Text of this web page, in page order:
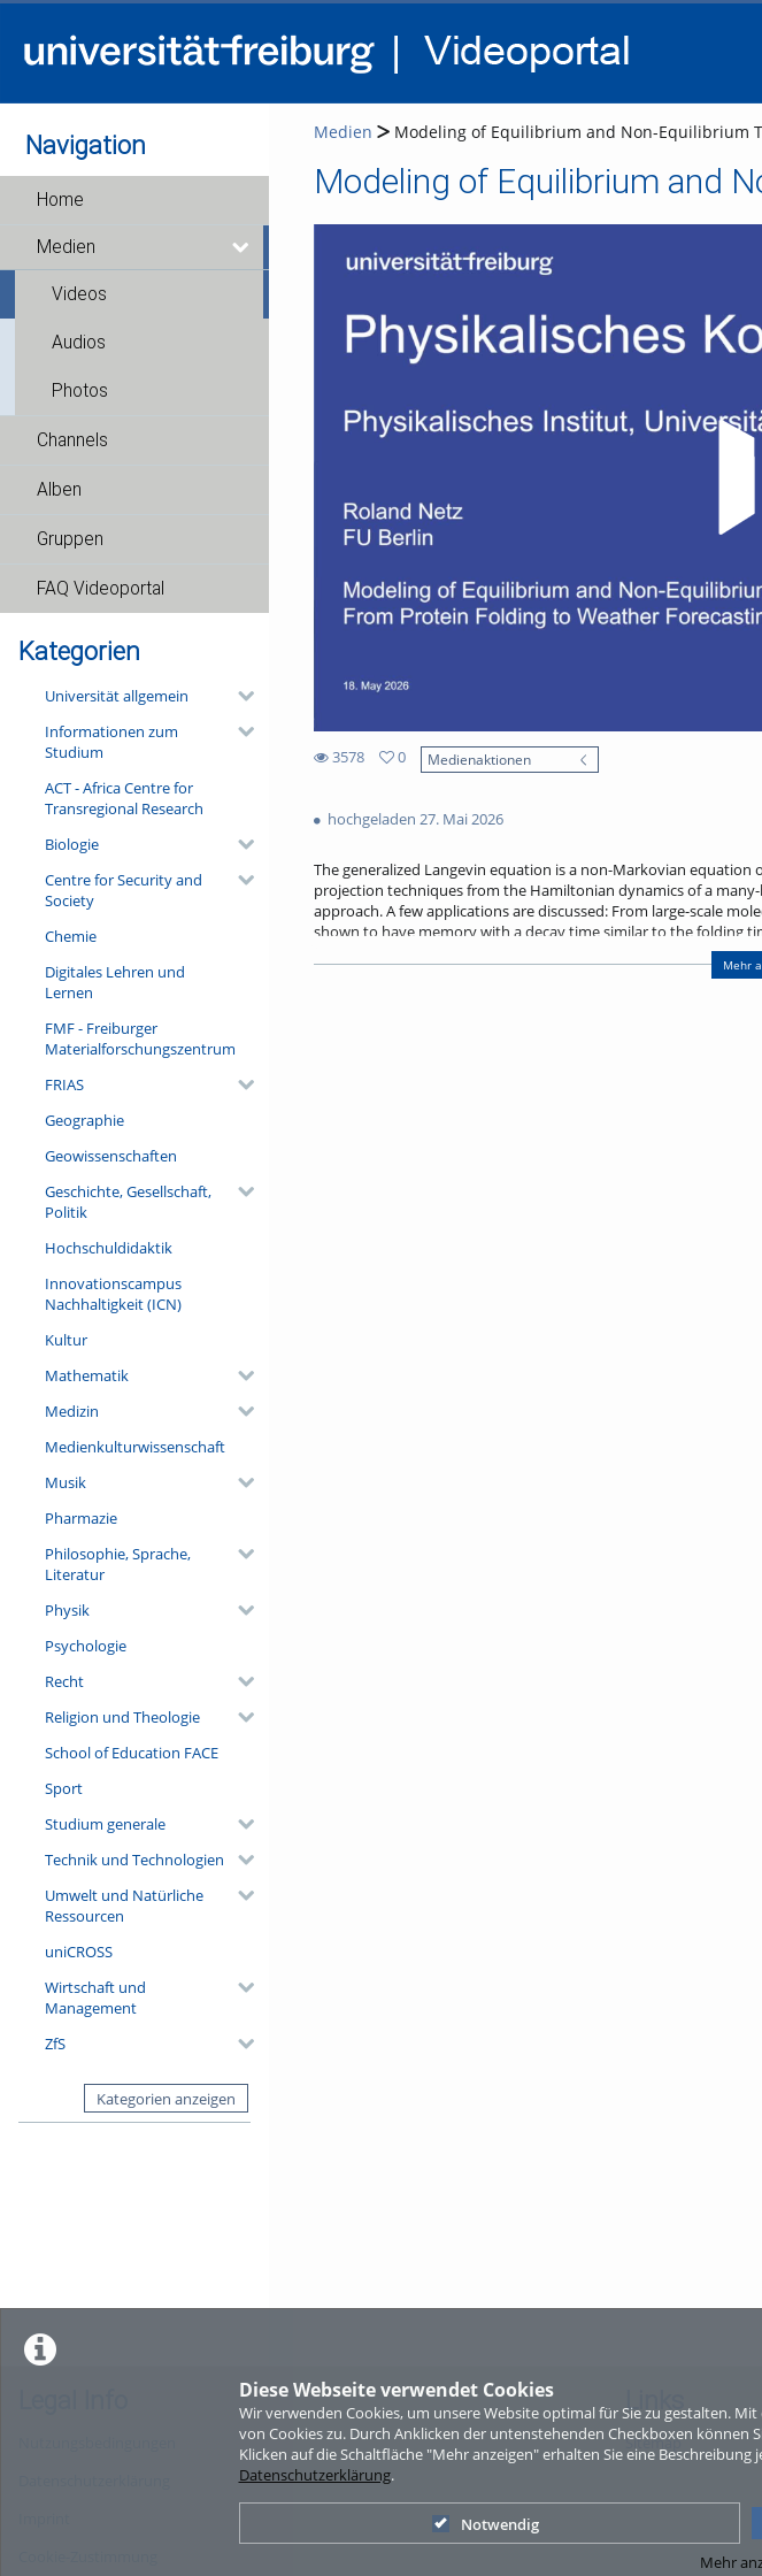
Diese Webseite verwendet Cookies
Wir verwenden Cookies, um unsere Website optimal für Sie zu gestalten.
von Cookies zu. Durch Anklicken der untenstehenden Checkboxen können
Klicken auf die Schaltfläche "Mehr anzeigen" erhalten Sie eine
Datenschutzerklärung.
Notwendig
Mehr
Navigation
Home
Medien
Videos
Audios
Photos
Channels
Alben
Gruppen
FAQ Videoportal
Kategorien
Universität allgemein
Informationen zum
Studium
ACT - Africa Centre for
Transregional Research
Biologie
Centre for Security and
Society
Chemie
Digitales Lehren und
Lernen
FMF - Freiburger
Materialforschungszentrum
FRIAS
Geographie
Geowissenschaften
Geschichte, Gesellschaft,
Politik
Hochschuldidaktik
Innovationscampus
Nachhaltigkeit (ICN)
Kultur
Mathematik
Medizin
Medienkulturwissenschaft
Musik
Pharmazie
Philosophie, Sprache,
Literatur
Physik
Psychologie
Recht
Religion und Theologie
School of Education FACE
Sport
Studium generale
Technik und Technologien
Umwelt und Natürliche
Ressourcen
uniCROSS
Wirtschaft und
Management
ZfS
Kategorien anzeigen
Medien Modeling of Equilibrium and Non-Equilibrium
3578
views
0
Medienaktionen
hochgeladen 27. Mai 2026
The generalized Langevin equation is a non-Markovian
projection techniques from the Hamiltonian dynamics of a
approach. A few applications are discussed: From large-scale
shown to have memory with a decay time similar to the folding
In fact, folding times are not dictated by free-energy barriers,
friction. Memory effects are also present for non-equilibriumMehr
Links
Sitemap